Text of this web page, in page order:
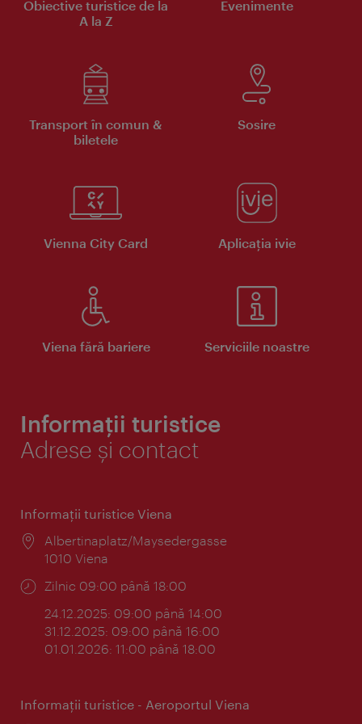
Obiective turistice de la
A la Z
Evenimente
Transport în comun &
biletele
Sosire
Vienna City Card Aplicaţia ivie
Viena fără bariere Serviciile noastre
Informații turistice
Adrese și contact
Informaţii turistice Viena
Locul:
Albertinaplatz/Maysedergasse
1010 Viena
Program:
Zilnic 09:00 până 18:00
24.12.2025: 09:00 până 14:00
31.12.2025: 09:00 până 16:00
01.01.2026: 11:00 până 18:00
Informaţii turistice - Aeroportul Viena